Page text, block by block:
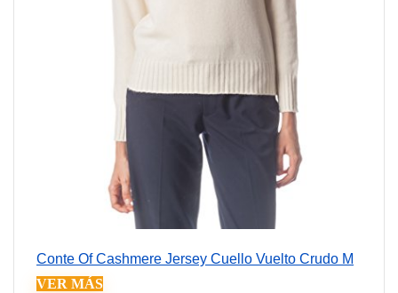
Conte Of Cashmere Jersey Cuello Vuelto Crudo M
VER MÁS